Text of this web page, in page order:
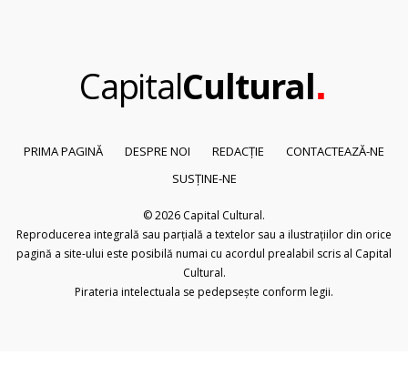
CapitalCultural.
PRIMA PAGINĂ DESPRE NOI REDACȚIE
CONTACTEAZĂ-NE
SUSȚINE-NE
© 2026 Capital Cultural.
Reproducerea integrală sau parțială a textelor sau a ilustrațiilor din orice
pagină a site-ului este posibilă numai cu acordul prealabil scris al Capital
Cultural.
Pirateria intelectuala se pedepsește conform legii.